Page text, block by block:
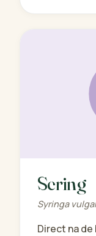
Sering
Syringa
Direct na